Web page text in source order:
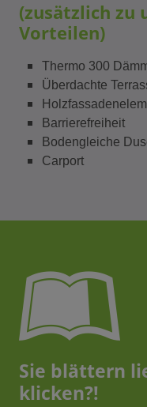
(zusätzlich zu
Vorteilen)
Thermo 300
Überdachte
Barrierefreiheit
Bodengleiche
Carport
Sie blättern
klicken?!